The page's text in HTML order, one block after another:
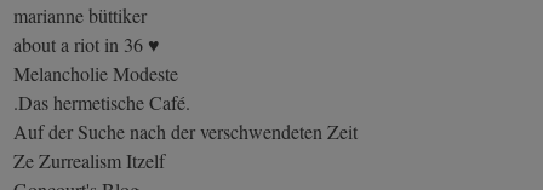
marianne büttiker
about a riot in 36 ♥
Melancholie Modeste
.Das hermetische Café.
Auf der Suche nach der verschwendeten Zeit
Ze Zurrealism Itzelf